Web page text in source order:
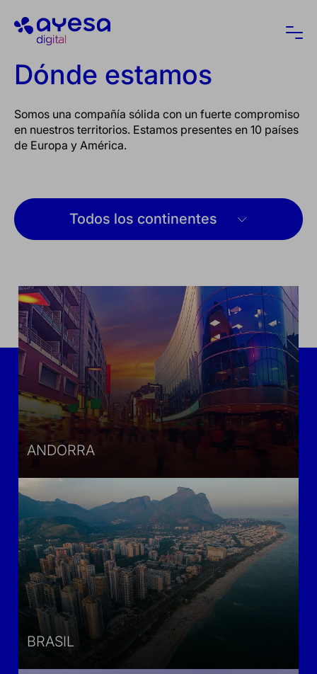
Ayesa
Dónde estamos
Somos una compañía sólida con un fuerte compromiso
en nuestros territorios. Estamos presentes en 10 países
de Europa y América.
Todos los continentes
ANDORRA
BRASIL